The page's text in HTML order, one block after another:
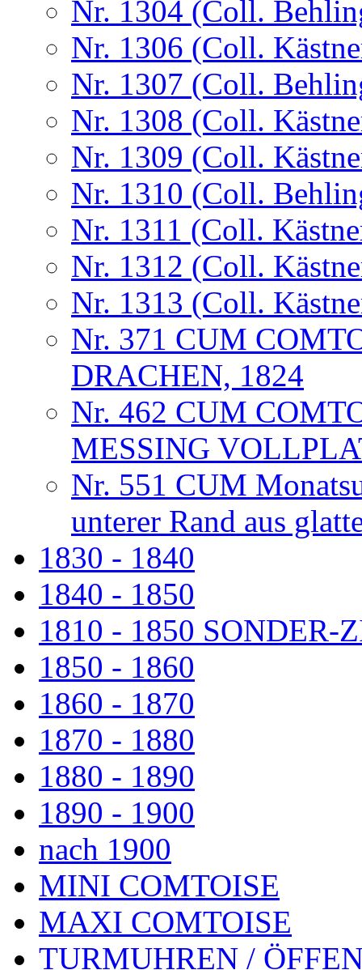
Nr. 1304 (Coll.
Nr. 1306 (Coll.
Nr. 1307 (Coll.
Nr. 1308 (Coll.
Nr. 1309 (Coll.
Nr. 1310 (Coll.
Nr. 1311 (Coll.
Nr. 1312 (Coll.
Nr. 1313 (Coll.
Nr. 371 CUM
DRACHEN, 1824
Nr. 462 CUM
MESSING
Nr. 551 CUM
unterer Rand aus
1830 - 1840
1840 - 1850
1810 - 1850 SONDER-
1850 - 1860
1860 - 1870
1870 - 1880
1880 - 1890
1890 - 1900
nach 1900
MINI COMTOISE
MAXI COMTOISE
TURMUHREN /